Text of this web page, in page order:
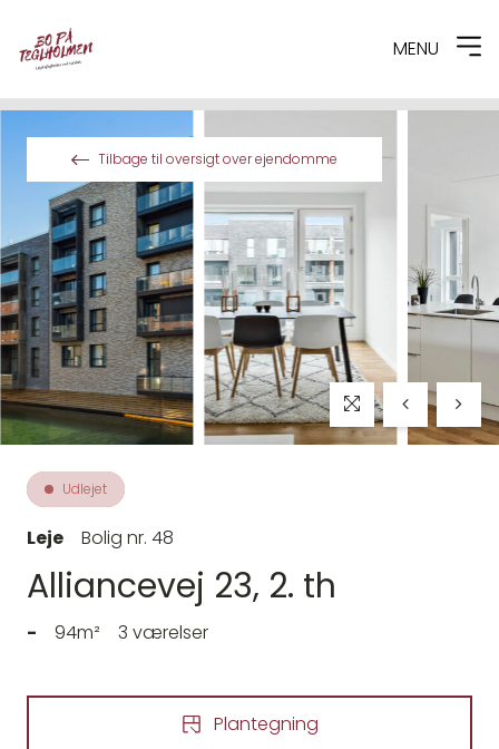
MENU
Tilbage til oversigt over ejendomme
Udlejet
Leje Bolig nr. 48
Alliancevej 23, 2. th
- 94m² 3 værelser
Plantegning